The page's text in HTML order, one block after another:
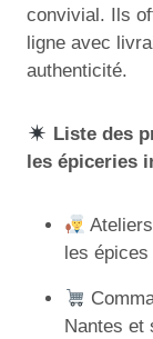
convivial. Ils
ligne avec
authenticité.
Liste des
les épiceries
les
Nantes et